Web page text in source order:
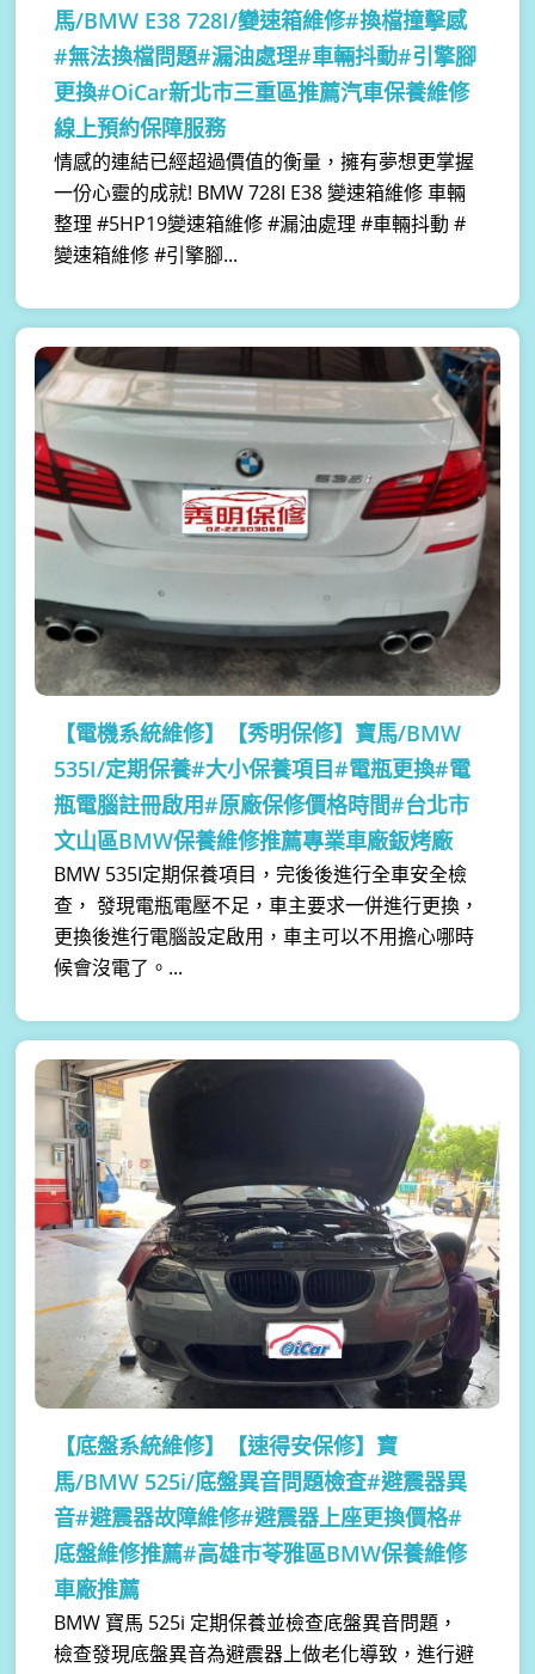
馬/BMW E38 728I/變速箱維修#換檔撞擊感
#無法換檔問題#漏油處理#車輛抖動#引擎腳
更換#OiCar新北市三重區推薦汽車保養維修
線上預約保障服務
情感的連結已經超過價值的衡量，擁有夢想更掌握
一份心靈的成就! BMW 728I E38 變速箱維修 車輛
整理 #5HP19變速箱維修 #漏油處理 #車輛抖動 #
變速箱維修 #引擎腳...
【電機系統維修】
【秀明保修】寶馬/BMW
535I/定期保養#大小保養項目#電瓶更換#電
瓶電腦註冊啟用#原廠保修價格時間#台北市
文山區BMW保養維修推薦專業車廠鈑烤廠
BMW 535I定期保養項目，完後後進行全車安全檢
查， 發現電瓶電壓不足，車主要求一併進行更換，
更換後進行電腦設定啟用，車主可以不用擔心哪時
候會沒電了。...
【底盤系統維修】
【速得安保修】寶
馬/BMW 525i/底盤異音問題檢查#避震器異
音#避震器故障維修#避震器上座更換價格#
底盤維修推薦#高雄市苓雅區BMW保養維修
車廠推薦
BMW 寶馬 525i 定期保養並檢查底盤異音問題，
檢查發現底盤異音為避震器上做老化導致，進行避